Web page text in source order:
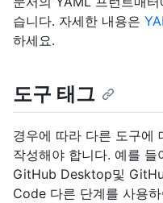
습니다. 자세한 내용은
하세요.
도구 태그
경우에 따라 다른 도구에
작성해야 합니다. 예를
GitHub Desktop및
Code 다른 단계를 사용